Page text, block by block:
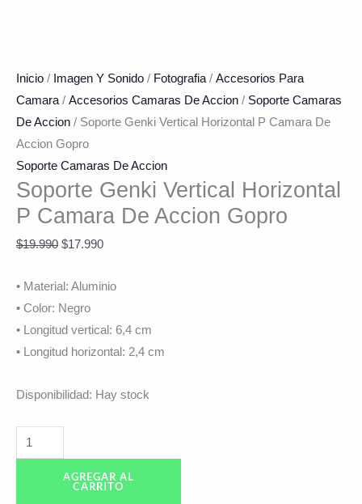
Inicio / Imagen Y Sonido / Fotografia/ Accesorios Para
Camara/ Accesorios Camaras De Accion / Soporte Camaras
De Accion / Soporte Genki Vertical Horizontal P Camara De
Accion Gopro
Soporte Camaras De Accion
Soporte Genki Vertical Horizontal
P Camara De Accion Gopro
$19.990 $17.990
• Material: Aluminio
• Color: Negro
• Longitud vertical: 6,4 cm
• Longitud horizontal: 2,4 cm
Disponibilidad: Hay stock
AGREGAR AL
CARRITO